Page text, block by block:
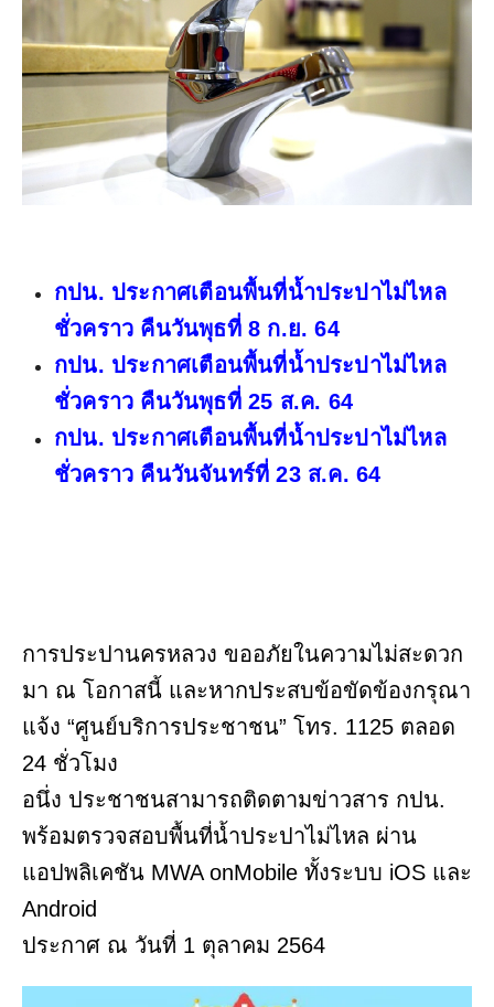
กปน. ประกาศเตือนพื้นที่น้ำประปาไม่ไหล
ชั่วคราว คืนวันพุธที่ 8 ก.ย. 64
กปน. ประกาศเตือนพื้นที่น้ำประปาไม่ไหล
ชั่วคราว คืนวันพุธที่ 25 ส.ค. 64
กปน. ประกาศเตือนพื้นที่น้ำประปาไม่ไหล
ชั่วคราว คืนวันจันทร์ที่ 23 ส.ค. 64
การประปานครหลวง ขออภัยในความไม่สะดวก
มา ณ โอกาสนี้ และหากประสบข้อขัดข้องกรุณา
แจ้ง “ศูนย์บริการประชาชน” โทร. 1125 ตลอด
24 ชั่วโมง
อนึ่ง ประชาชนสามารถติดตามข่าวสาร กปน.
พร้อมตรวจสอบพื้นที่น้ำประปาไม่ไหล ผ่าน
แอปพลิเคชัน MWA onMobile ทั้งระบบ iOS และ
Android
ประกาศ ณ วันที่ 1 ตุลาคม 2564